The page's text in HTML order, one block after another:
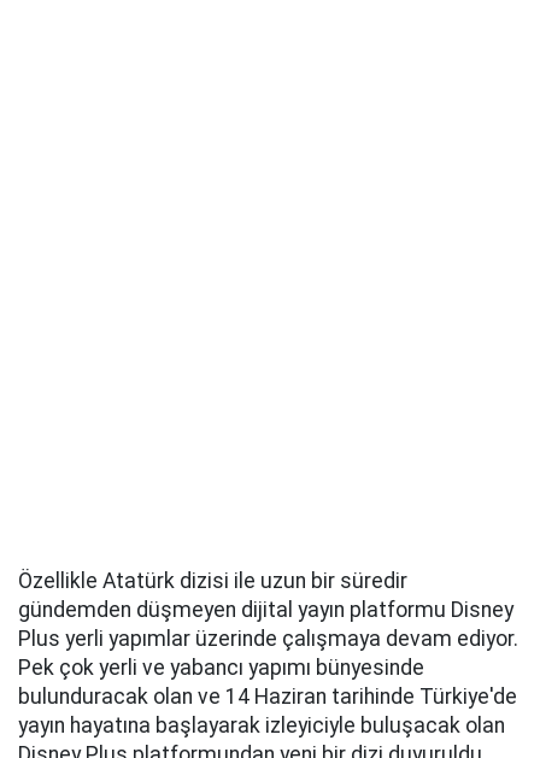
Özellikle Atatürk dizisi ile uzun bir süredir
gündemden düşmeyen dijital yayın platformu Disney
Plus yerli yapımlar üzerinde çalışmaya devam ediyor.
Pek çok yerli ve yabancı yapımı bünyesinde
bulunduracak olan ve 14 Haziran tarihinde Türkiye'de
yayın hayatına başlayarak izleyiciyle buluşacak olan